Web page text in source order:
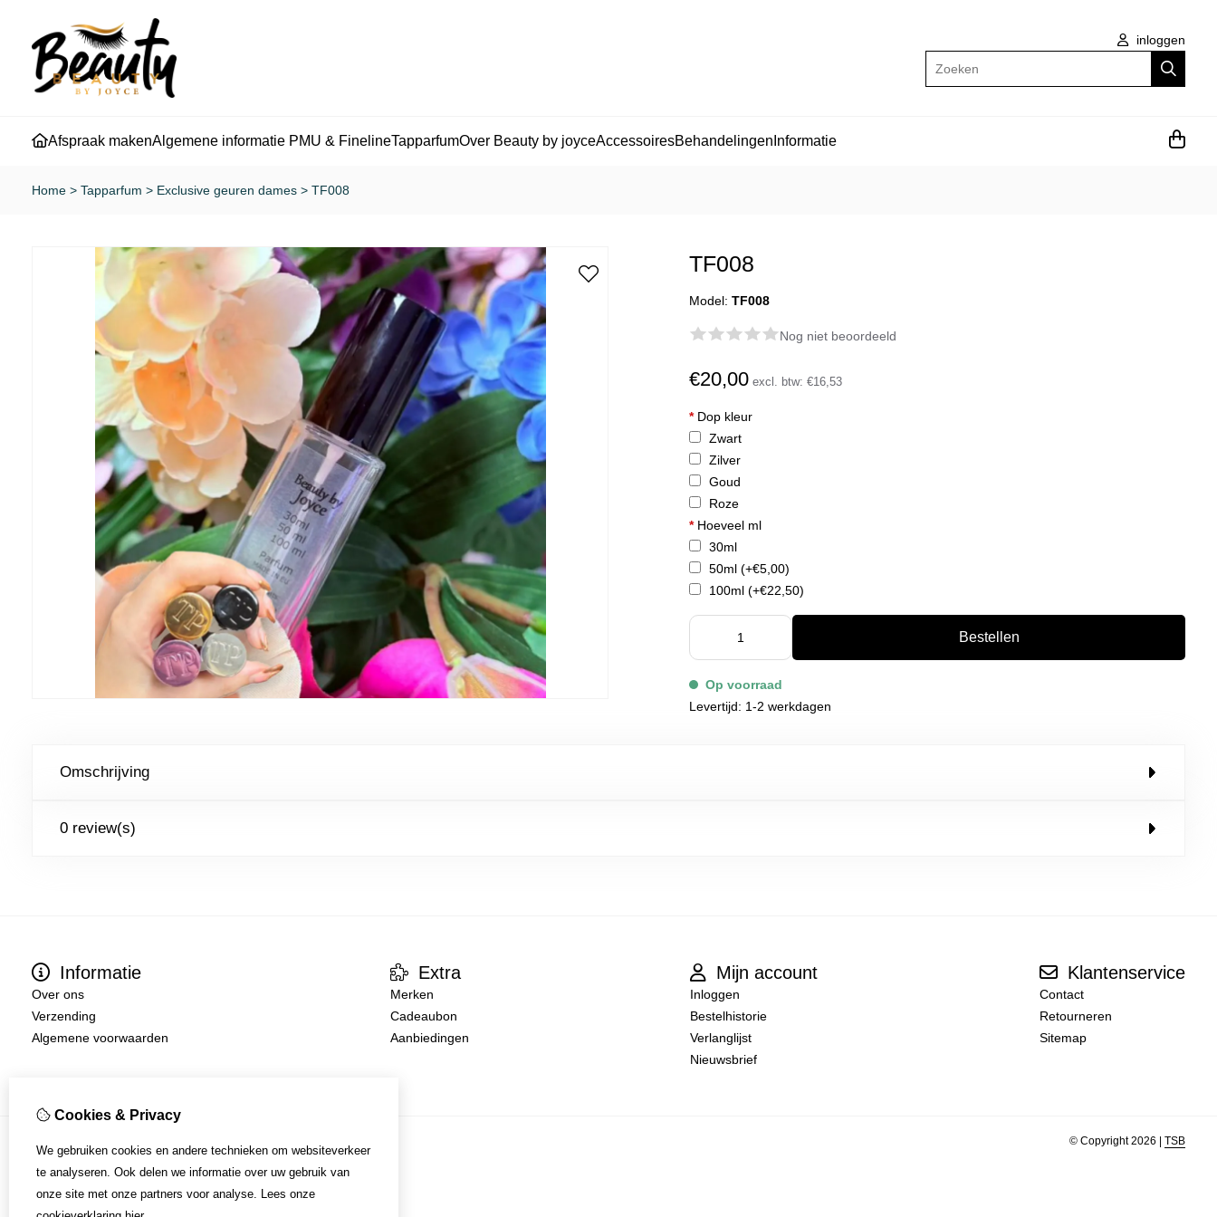
inloggen
Afspraak makenAlgemene informatie PMU & FinelineTapparfumOver Beauty by joyceAccessoiresBehandelingen Informatie
Home > Tapparfum > Exclusive geuren dames > TF008
TF008
Model:TF008
Nog niet beoordeeld
€20,00 excl. btw:€16,53
*Dop kleur
Zwart
Zilver
Goud
Roze
*Hoeveel ml
30ml
50ml(+€5,00)
100ml(+€22,50)
Bestellen
Op voorraad
Levertijd: 1-2 werkdagen
Omschrijving
0 review(s)
Informatie
Over ons
Verzending
Algemene voorwaarden
Extra
Merken
Cadeaubon
Aanbiedingen
Mijn account
Inloggen
Bestelhistorie
Verlanglijst
Nieuwsbrief
Klantenservice
Contact
Retourneren
Sitemap
© Copyright 2026 | TSB
Cookies & Privacy
We gebruiken cookies en andere technieken om websiteverkeer
te analyseren. Ook delen we informatie over uw gebruik van
onze site met onze partners voor analyse. Lees onze